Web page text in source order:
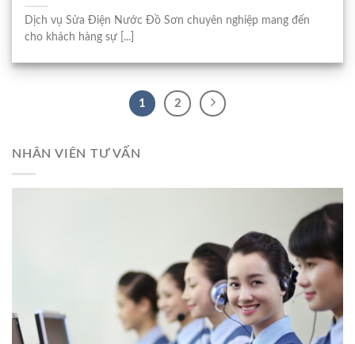
Dịch vụ Sửa Điện Nước Đồ Sơn chuyên nghiệp mang đến
cho khách hàng sự [...]
1 2
NHÂN VIÊN TƯ VẤN